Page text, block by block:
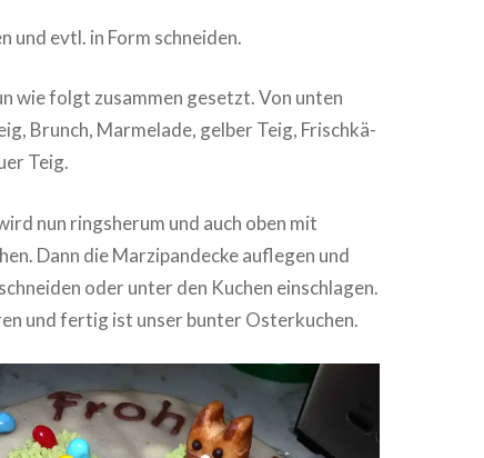
und evtl. in Form schneiden.
wie folgt zusammen gesetzt. Von unten
Brunch, Marmelade, gelber Teig, Frisch­kä­
Teig.
nun rings­her­um und auch oben mit
Dann die Mar­zi­pan­de­cke auflegen und
oder unter den Kuchen ein­schla­gen.
und fertig ist unser bunter Osterkuchen.